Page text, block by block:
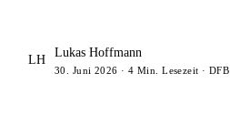
LH
Lukas Hoffmann
30. Juni 2026 · 4 Min. Lesezeit · DFB